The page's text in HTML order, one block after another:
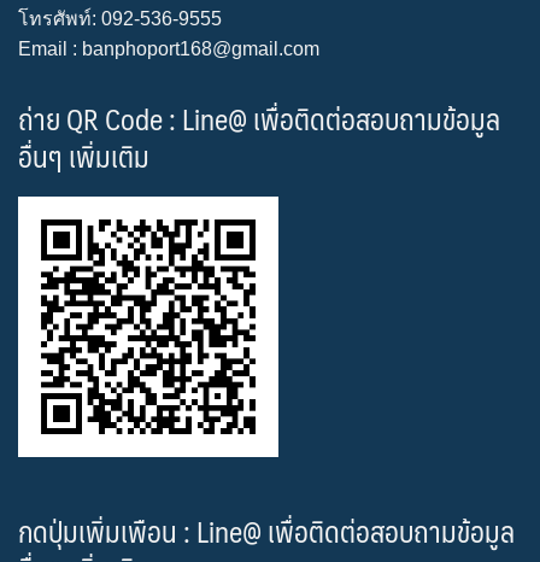
โทรศัพท์: 092-536-9555
Email : banphoport168@gmail.com
ถ่าย QR Code : Line@ เพื่อติดต่อสอบถามข้อมูล
อื่นๆ เพิ่มเติม
กดปุ่มเพิ่มเพือน : Line@ เพื่อติดต่อสอบถามข้อมูล